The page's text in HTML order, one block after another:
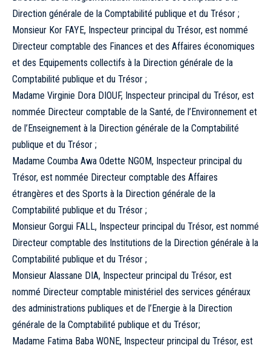
Direction générale de la Comptabilité publique et du Trésor ;
Monsieur Kor FAYE, Inspecteur principal du Trésor, est nommé
Directeur comptable des Finances et des Affaires économiques
et des Equipements collectifs à la Direction générale de la
Comptabilité publique et du Trésor ;
Madame Virginie Dora DIOUF, Inspecteur principal du Trésor, est
nommée Directeur comptable de la Santé, de l’Environnement et
de l’Enseignement à la Direction générale de la Comptabilité
publique et du Trésor ;
Madame Coumba Awa Odette NGOM, Inspecteur principal du
Trésor, est nommée Directeur comptable des Affaires
étrangères et des Sports à la Direction générale de la
Comptabilité publique et du Trésor ;
Monsieur Gorgui FALL, Inspecteur principal du Trésor, est nommé
Directeur comptable des Institutions de la Direction générale à la
Comptabilité publique et du Trésor ;
Monsieur Alassane DIA, Inspecteur principal du Trésor, est
nommé Directeur comptable ministériel des services généraux
des administrations publiques et de l’Energie à la Direction
générale de la Comptabilité publique et du Trésor;
Madame Fatima Baba WONE, Inspecteur principal du Trésor, est